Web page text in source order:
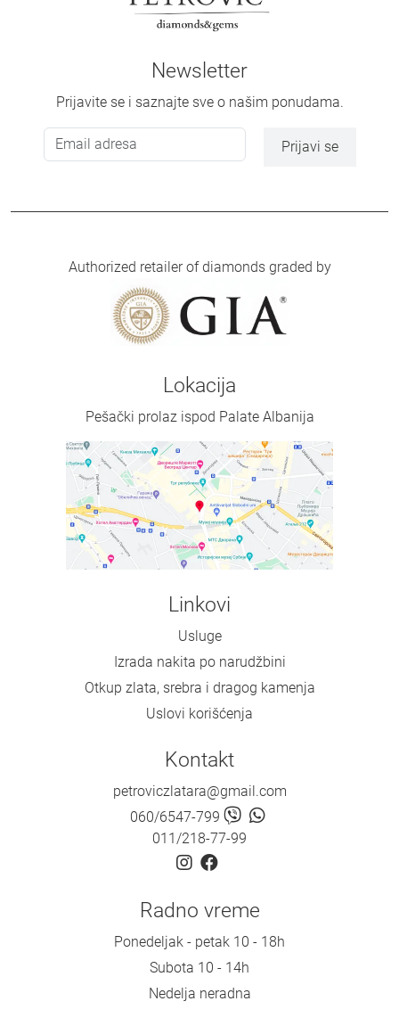
Newsletter
Prijavite se i saznajte sve o našim ponudama.
Prijavi se
Authorized retailer of diamonds graded by
Lokacija
Pešački prolaz ispod Palate Albanija
Linkovi
Usluge
Izrada nakita po narudžbini
Otkup zlata, srebra i dragog kamenja
Uslovi korišćenja
Kontakt
petroviczlatara@gmail.com
060/6547-799
011/218-77-99
Radno vreme
Ponedeljak - petak 10 - 18h
Subota 10 - 14h
Nedelja neradna